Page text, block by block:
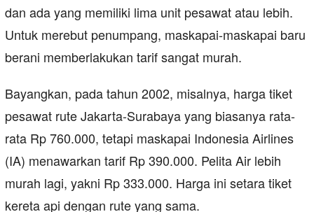
dan ada yang memiliki lima unit pesawat atau lebih.
Untuk merebut penumpang, maskapai-maskapai baru
berani memberlakukan tarif sangat murah.
Bayangkan, pada tahun 2002, misalnya, harga tiket
pesawat rute Jakarta-Surabaya yang biasanya rata-
rata Rp 760.000, tetapi maskapai Indonesia Airlines
(IA) menawarkan tarif Rp 390.000. Pelita Air lebih
murah lagi, yakni Rp 333.000. Harga ini setara tiket
kereta api dengan rute yang sama.